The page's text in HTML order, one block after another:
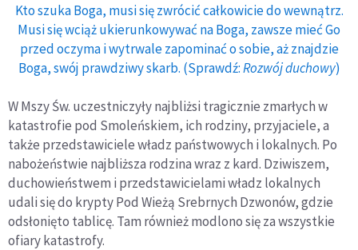
Kto szuka Boga, musi się zwrócić całkowicie do wewnątrz.
Musi się wciąż ukierunkowywać na Boga, zawsze mieć Go
przed oczyma i wytrwale zapominać o sobie, aż znajdzie
Boga, swój prawdziwy skarb. (Sprawdź:Rozwój duchowy)
W Mszy Św. uczestniczyły najbliżsi tragicznie zmarłych w
katastrofie pod Smoleńskiem, ich rodziny, przyjaciele, a
także przedstawiciele władz państwowych i lokalnych. Po
nabożeństwie najbliższa rodzina wraz z kard. Dziwiszem,
duchowieństwem i przedstawicielami władz lokalnych
udali się do krypty Pod Wieżą Srebrnych Dzwonów, gdzie
odsłonięto tablicę. Tam również modlono się za wszystkie
ofiary katastrofy.